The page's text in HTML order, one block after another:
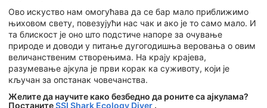
Ово искуство нам омогућава да се бар мало приближимо
њиховом свету, повезујући нас чак и ако је то само мало. И
та блискост је оно што подстиче напоре за очување
природе и доводи у питање дугогодишња веровања о овим
величанственим створењима. На крају крајева,
разумевање ајкула је први корак ка суживоту, који је
кључан за опстанак човечанства.
Желите да научите како безбедно да роните са ајкулама?
ПостанитеSSI Shark Ecology Diver .